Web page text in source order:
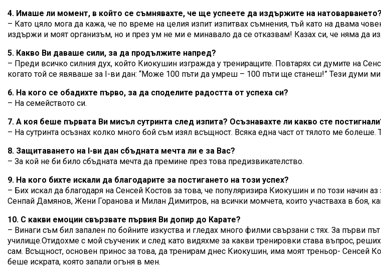
4. Имаше ли момент, в който се съмнявахте, че ще успеете да издържите на натоварването?
– Като цяло мога да кажа, че по време на целия изпит изпитвах съмнения, тъй като на двама
издържи и моят организъм, но и през ум не ми е минавало да се отказвам! Казах си, че няма да
5. Какво Ви даваше сили, за да продължите напред?
– Преди всичко силния дух, който Киокушин изгражда у трениращите. Повтарях си думите на
когато той се явяваше за I-ви дан: “Може 100 пъти да умреш – 100 пъти ще станеш!” Тези думи
6. На кого се обадихте първо, за да споделите радостта от успеха си?
– На семейството си.
7. А коя беше първата Ви мисъл сутринта след изпита? Осъзнавахте ли какво сте
– На сутринта осъзнах колко много бой съм изял всъщност. Всяка една част от тялото ме
8. Защитаването на I-ви дан сбъдната мечта ли е за Вас?
– За кой не би било сбъдната мечта да премине през това предизвикателство.
9. На кого бихте искали да благодарите за постигането на този успех?
– Бих искал да благодаря на Сенсей Костов за това, че популяризира Киокушин и по този начин
Сенпай Дамянов, Жени Горанова и Милан Димитров, на всички момчета, които участваха в боя,
10. С какви емоции свързвате първия Ви допир до Карате?
– Винаги съм бил запален по бойните изкуства и гледах много филми свързани с тях. За първи
училище.Отидохме с мой съученик и след като видяхме за какви тренировки става въпрос,
сам. Всъщност, основен принос за това, да тренирам днес Киокушин, има моят треньор- Сенсей
беше искрата, която запали огъня в мен.